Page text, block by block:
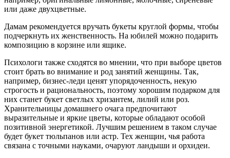
или даже двухцветные.
Дамам рекомендуется вручать букеты круглой формы, чтобы
подчеркнуть их женственность. На юбилей можно подарить
композицию в корзине или ящике.
Психологи также сходятся во мнении, что при выборе цветов
стоит брать во внимание и род занятий женщины. Так,
например, бизнес-леди ценят упорядоченность, некую
строгость и рациональность, поэтому хорошим подарком для
них станет букет светлых хризантем, лилий или роз.
Хранительницы домашнего очага предпочитают
выразительные и яркие цветы, которые обладают особой
позитивной энергетикой. Лучшим решением в таком случае
будет букет тюльпанов или астр. Тех женщин, чья работа
связана с точными науками, очаруют ландыши и орхидеи.